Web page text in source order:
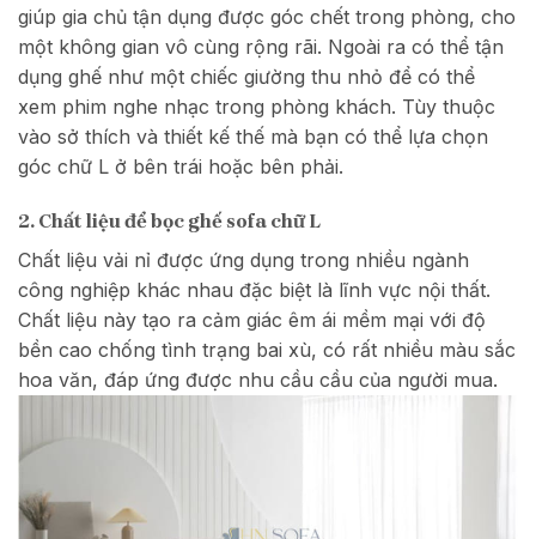
giúp gia chủ tận dụng được góc chết trong phòng, cho
một không gian vô cùng rộng rãi. Ngoài ra có thể tận
dụng ghế như một chiếc giường thu nhỏ để có thể
xem phim nghe nhạc trong phòng khách. Tùy thuộc
vào sở thích và thiết kế thế mà bạn có thể lựa chọn
góc chữ L ở bên trái hoặc bên phải.
2. Chất liệu để bọc ghế sofa chữ L
Chất liệu vải nỉ được ứng dụng trong nhiều ngành
công nghiệp khác nhau đặc biệt là lĩnh vực nội thất.
Chất liệu này tạo ra cảm giác êm ái mềm mại với độ
bền cao chống tình trạng bai xù, có rất nhiều màu sắc
hoa văn, đáp ứng được nhu cầu cầu của người mua.